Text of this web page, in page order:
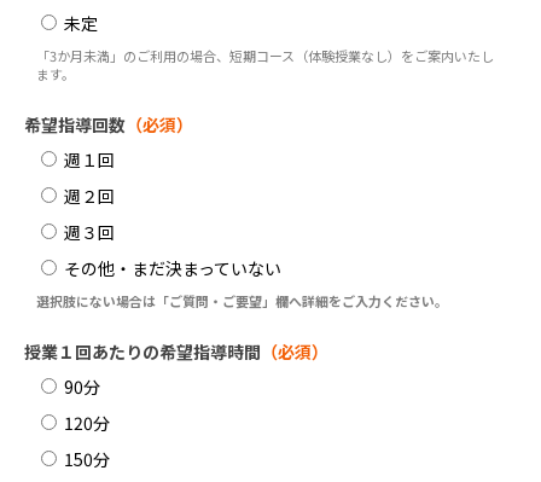
未定
「3か月未満」のご利用の場合、短期コース（体験授業なし）をご案内いたし
ます。
希望指導回数 （必須）
週１回
週２回
週３回
その他・まだ決まっていない
選択肢にない場合は「ご質問・ご要望」欄へ詳細をご入力ください。
授業１回あたりの希望指導時間 （必須）
90分
120分
150分